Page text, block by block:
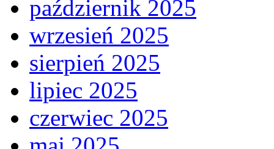
październik 2025
wrzesień 2025
sierpień 2025
lipiec 2025
czerwiec 2025